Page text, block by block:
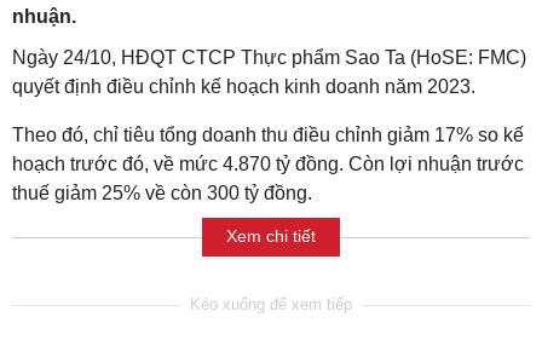
nhuận.
Ngày 24/10, HĐQT CTCP Thực phẩm Sao Ta (HoSE: FMC)
quyết định điều chỉnh kế hoạch kinh doanh năm 2023.
Theo đó, chỉ tiêu tổng doanh thu điều chỉnh giảm 17% so kế
hoạch trước đó, về mức 4.870 tỷ đồng. Còn lợi nhuận trước
thuế giảm 25% về còn 300 tỷ đồng.
Xem chi tiết